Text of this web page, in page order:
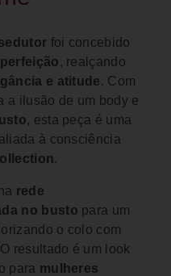
foi concebido
, realçando
e atitude . Com
a ilusão de um body e
, esta peça é uma
à consciência
.
rede
no busto para um
o colo com
resultado é um look
para mulheres